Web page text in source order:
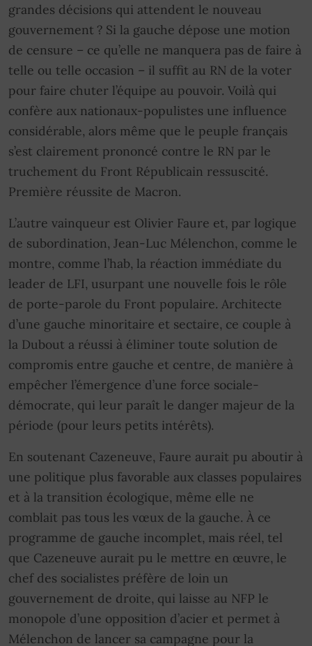
grandes décisions qui attendent le nouveau
gouvernement ? Si la gauche dépose une motion
de censure – ce qu’elle ne manquera pas de faire à
telle ou telle occasion – il suffit au RN de la voter
pour faire chuter l’équipe au pouvoir. Voilà qui
confère aux nationaux-populistes une influence
considérable, alors même que le peuple français
s’est clairement prononcé contre le RN par le
truchement du Front Républicain ressuscité.
Première réussite de Macron.
L’autre vainqueur est Olivier Faure et, par logique
de subordination, Jean-Luc Mélenchon, comme le
montre, comme l’hab, la réaction immédiate du
leader de LFI, usurpant une nouvelle fois le rôle
de porte-parole du Front populaire. Architecte
d’une gauche minoritaire et sectaire, ce couple à
la Dubout a réussi à éliminer toute solution de
compromis entre gauche et centre, de manière à
empêcher l’émergence d’une force sociale-
démocrate, qui leur paraît le danger majeur de la
période (pour leurs petits intérêts).
En soutenant Cazeneuve, Faure aurait pu aboutir à
une politique plus favorable aux classes populaires
et à la transition écologique, même elle ne
comblait pas tous les vœux de la gauche. À ce
programme de gauche incomplet, mais réel, tel
que Cazeneuve aurait pu le mettre en œuvre, le
chef des socialistes préfère de loin un
gouvernement de droite, qui laisse au NFP le
monopole d’une opposition d’acier et permet à
Mélenchon de lancer sa campagne pour la